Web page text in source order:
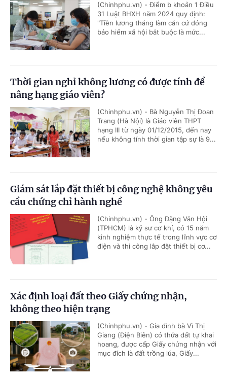
(Chinhphu.vn) - Điểm b khoản 1 Điều
31 Luật BHXH năm 2024 quy định:
"Tiền lương tháng làm căn cứ đóng
bảo hiểm xã hội bắt buộc là mức...
Thời gian nghỉ không lương có được tính để
nâng hạng giáo viên?
(Chinhphu.vn) - Bà Nguyễn Thị Đoan
Trang (Hà Nội) là Giáo viên THPT
hạng III từ ngày 01/12/2015, đến nay
nếu không tính thời gian tập sự là 9...
Giám sát lắp đặt thiết bị công nghệ không yêu
cầu chứng chỉ hành nghề
(Chinhphu.vn) - Ông Đặng Văn Hội
(TPHCM) là kỹ sư cơ khí, có 15 năm
kinh nghiệm thực tế trong lĩnh vực cơ
điện và thi công lắp đặt thiết bị cơ...
Xác định loại đất theo Giấy chứng nhận,
không theo hiện trạng
(Chinhphu.vn) - Gia đình bà Vì Thị
Giang (Điện Biên) có thửa đất tự khai
hoang, được cấp Giấy chứng nhận với
mục đích là đất trồng lúa, Giấy...